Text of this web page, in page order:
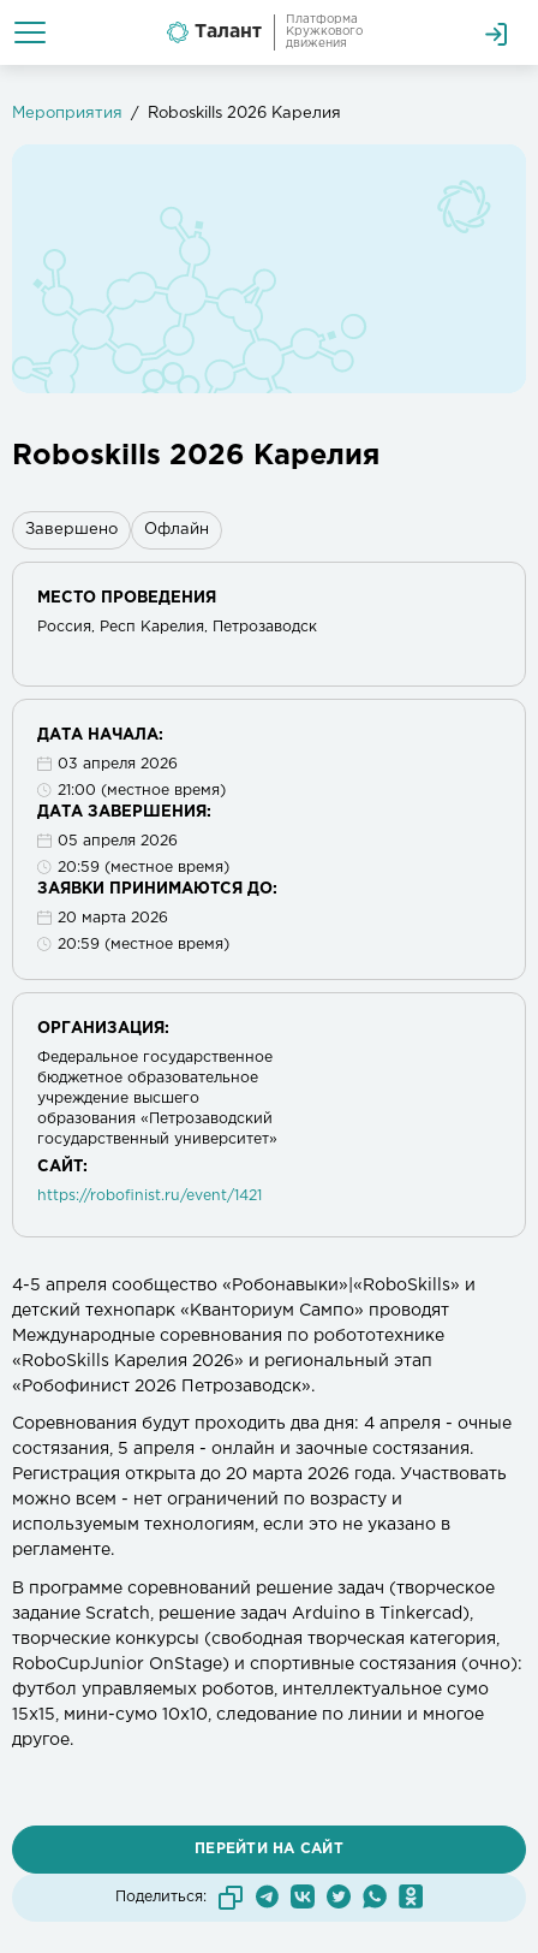
Талант
Платформа
Кружкового
движения
Мероприятия Roboskills 2026 Карелия
Roboskills 2026 Карелия
Завершено Офлайн
МЕСТО ПРОВЕДЕНИЯ
Россия, Респ Карелия, Петрозаводск
ДАТА НАЧАЛА:
03 апреля 2026
21:00 (местное время)
ДАТА ЗАВЕРШЕНИЯ:
05 апреля 2026
20:59 (местное время)
ЗАЯВКИ ПРИНИМАЮТСЯ ДО:
20 марта 2026
20:59 (местное время)
ОРГАНИЗАЦИЯ:
Федеральное государственное
бюджетное образовательное
учреждение высшего
образования «Петрозаводский
государственный университет»
САЙТ:
https://robofinist.ru/event/1421
4-5 апреля сообщество «Робонавыки»|«RoboSkills» и
детский технопарк «Кванториум Сампо» проводят
Международные соревнования по робототехнике
«RoboSkills Карелия 2026» и региональный этап
«Робофинист 2026 Петрозаводск».
Соревнования будут проходить два дня: 4 апреля - очные
состязания, 5 апреля - онлайн и заочные состязания.
Регистрация открыта до 20 марта 2026 года. Участвовать
можно всем - нет ограничений по возрасту и
используемым технологиям, если это не указано в
регламенте.
В программе соревнований решение задач (творческое
задание Scratch, решение задач Arduino в Tinkercad),
творческие конкурсы (свободная творческая категория,
RoboCupJunior OnStage) и спортивные состязания (очно):
футбол управляемых роботов, интеллектуальное сумо
15х15, мини-сумо 10х10, следование по линии и многое
другое.
ПЕРЕЙТИ НА САЙТ
Поделиться: